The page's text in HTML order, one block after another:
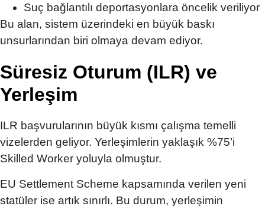
Suç bağlantılı deportasyonlara öncelik veriliyor
Bu alan, sistem üzerindeki en büyük baskı
unsurlarından biri olmaya devam ediyor.
Süresiz Oturum (ILR) ve
Yerleşim
ILR başvurularının büyük kısmı çalışma temelli
vizelerden geliyor. Yerleşimlerin yaklaşık %75’i
Skilled Worker yoluyla olmuştur.
EU Settlement Scheme kapsamında verilen yeni
statüler ise artık sınırlı. Bu durum, yerleşimin